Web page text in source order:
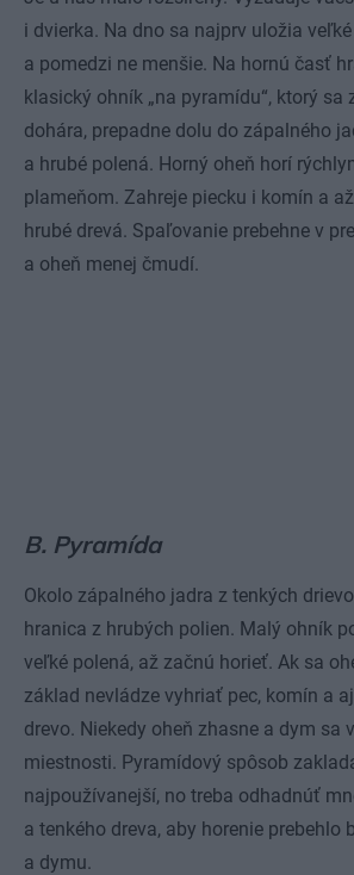
i dvierka. Na dno sa najprv uložia
a pomedzi ne menšie. Na hornú časť
klasický ohník „na pyramídu“, ktorý sa
dohára, prepadne dolu do zápalného
a hrubé polená. Horný oheň horí
plameňom. Zahreje piecku i komín a
hrubé drevá. Spaľovanie prebehne v
a oheň menej čmudí.
B. Pyramída
Okolo zápalného jadra z tenkých
hranica z hrubých polien. Malý ohník
veľké polená, až začnú horieť. Ak sa
základ nevládze vyhriať pec, komín a
drevo. Niekedy oheň zhasne a dym sa
miestnosti. Pyramídový spôsob
najpoužívanejší, no treba odhadnúť
a tenkého dreva, aby horenie prebehlo
a dymu.